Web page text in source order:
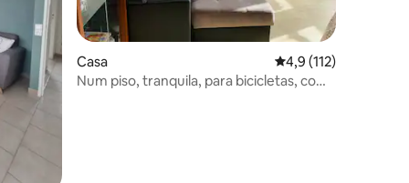
Casa Classificação média
4,9 (112)
Num piso, tranquila, para bicicletas, com